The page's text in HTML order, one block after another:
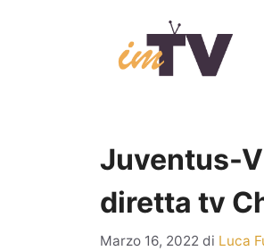
Juventus-
diretta tv
Marzo 16, 2022 di Luca